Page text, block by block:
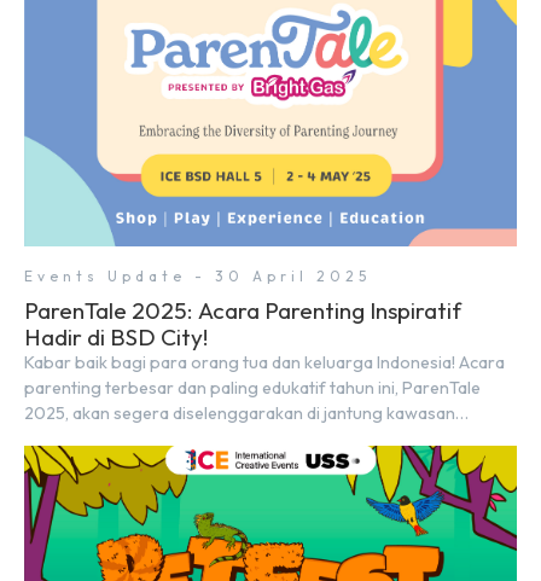
Events Update - 30 April 2025
ParenTale 2025: Acara Parenting Inspiratif
Hadir di BSD City!
Kabar baik bagi para orang tua dan keluarga Indonesia! Acara
parenting terbesar dan paling edukatif tahun ini, ParenTale
2025, akan segera diselenggarakan di jantung kawasan
acara ini akan berlangsung selama tiga hari penuh, yaitu pada 2
hingga 4 Mei 2025. Diselenggarakan oleh Parentstory dan […]